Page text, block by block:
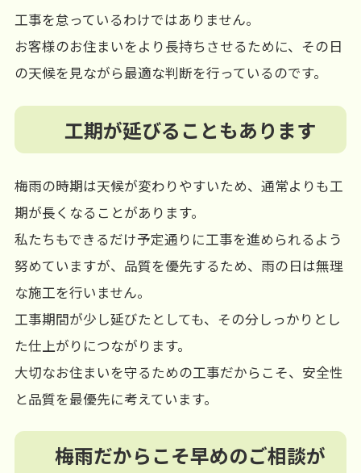
工事を怠っているわけではありません。
お客様のお住まいをより長持ちさせるために、その日
の天候を見ながら最適な判断を行っているのです。
工期が延びることもあります
梅雨の時期は天候が変わりやすいため、通常よりも工
期が長くなることがあります。
私たちもできるだけ予定通りに工事を進められるよう
努めていますが、品質を優先するため、雨の日は無理
な施工を行いません。
工事期間が少し延びたとしても、その分しっかりとし
た仕上がりにつながります。
大切なお住まいを守るための工事だからこそ、安全性
と品質を最優先に考えています。
梅雨だからこそ早めのご相談が